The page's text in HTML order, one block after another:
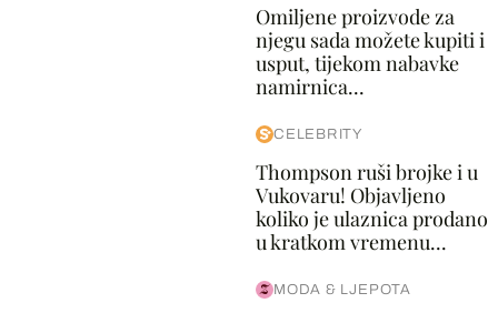
Omiljene proizvode za
njegu sada možete kupiti i
usput, tijekom nabavke
namirnica...
CELEBRITY
Thompson ruši brojke i u
Vukovaru! Objavljeno
koliko je ulaznica prodano
u kratkom vremenu...
MODA & LJEPOTA